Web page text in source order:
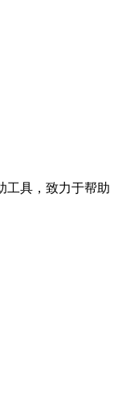
工具，致力于帮助